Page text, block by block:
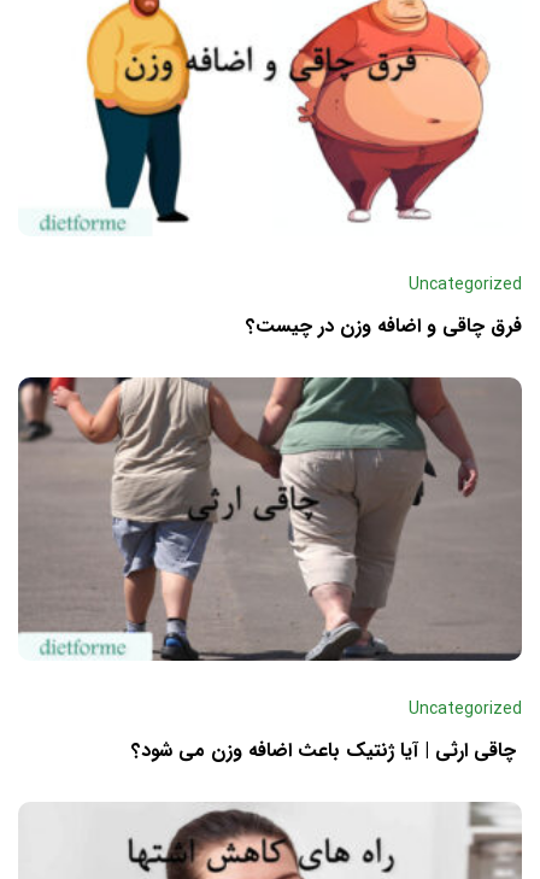
Uncategorized
فرق چاقی و اضافه وزن در چیست؟
Uncategorized
چاقی ارثی | آیا ژنتیک باعث اضافه وزن می شود؟